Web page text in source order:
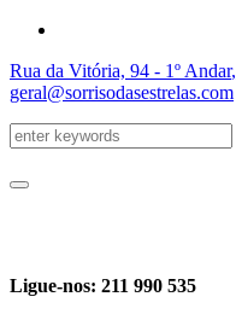
Rua da Vitória, 94 - 1º Andar,
geral@sorrisodasestrelas.com
Ligue-nos: 211 990 535